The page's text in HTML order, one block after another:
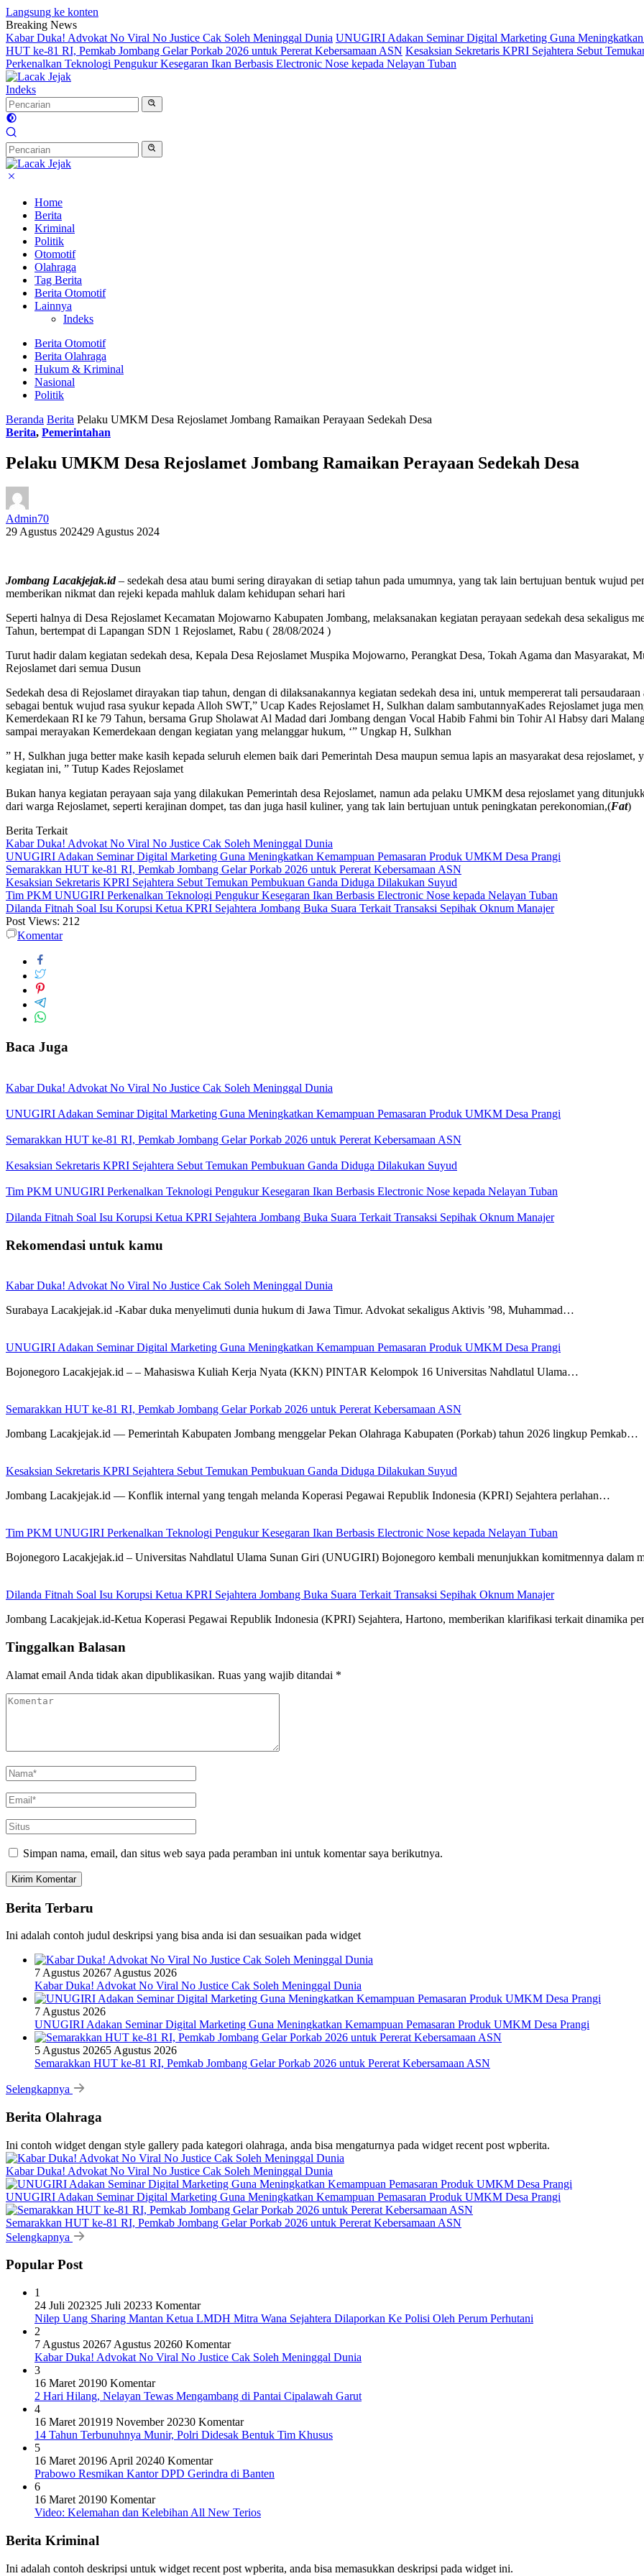
Langsung ke konten
Breaking News
Kabar Duka! Advokat No Viral No Justice Cak Soleh Meninggal Dunia UNUGIRI Adakan Seminar Digital Marketing Guna
HUT ke-81 RI, Pemkab Jombang Gelar Porkab 2026 untuk Pererat Kebersamaan ASN Kesaksian Sekretaris KPRI Sejahtera Sebut
Perkenalkan Teknologi Pengukur Kesegaran Ikan Berbasis Electronic Nose kepada Nelayan Tuban
Indeks
Home
Berita
Kriminal
Politik
Otomotif
Olahraga
Tag Berita
Berita Otomotif
Lainnya
Indeks
Berita Otomotif
Berita Olahraga
Hukum & Kriminal
Nasional
Politik
Beranda Berita Pelaku UMKM Desa Rejoslamet Jombang Ramaikan Perayaan Sedekah Desa
Berita, Pemerintahan
Pelaku UMKM Desa Rejoslamet Jombang Ramaikan Perayaan Sedekah Desa
Admin70
29 Agustus 202429 Agustus 2024
Jombang Lacakjejak.id – sedekah desa atau bumi sering dirayakan di setiap tahun pada umumnya, yang tak lain bertujuan bentuk wujud
memberikan nikmat dan rejeki kepada mahluk dalam kehidupan sehari hari
Seperti halnya di Desa Rejoslamet Kecamatan Mojowarno Kabupaten Jombang, melaksanakan kegiatan perayaan sedekah desa
Tahun, bertempat di Lapangan SDN 1 Rejoslamet, Rabu ( 28/08/2024 )
Turut hadir dalam kegiatan sedekah desa, Kepala Desa Rejoslamet Muspika Mojowarno, Perangkat Desa, Tokah Agama dan Masyarakat,
Rejoslamet dari semua Dusun
Sedekah desa di Rejoslamet dirayakan tiap tahun, dengan di dilaksanakannya kegiatan sedekah desa ini, untuk mempererat tali
sebagai bentuk wujud rasa syukur kepada Alloh SWT,” Ucap Kades Rejoslamet H, Sulkhan dalam sambutannyaKades Rejoslamet juga
Kemerdekaan RI ke 79 Tahun, bersama Grup Sholawat Al Madad dari Jombang dengan Vocal Habib Fahmi bin Tohir Al Habsy dari
sampai merayakan Kemerdekaan dengan kegiatan yang melanggar hukum, ‘” Ungkap H, Sulkhan
” H, Sulkhan juga better make kasih kepada seluruh elemen baik dari Pemerintah Desa maupun semua lapis an masyarakat desa rejoslamet,
kegiatan ini, ” Tutup Kades Rejoslamet
Bukan hanya kegiatan perayaan saja yang dilakukan Pemerintah desa Rejoslamet, namun ada pelaku UMKM desa rejoslamet yang
dari warga Rejoslamet, seperti kerajinan dompet, tas dan juga hasil kuliner, yang tak lain bertujuan untuk peningkatan perekonomian,(Fat)
Berita Terkait
Kabar Duka! Advokat No Viral No Justice Cak Soleh Meninggal Dunia
UNUGIRI Adakan Seminar Digital Marketing Guna Meningkatkan Kemampuan Pemasaran Produk UMKM Desa Prangi
Semarakkan HUT ke-81 RI, Pemkab Jombang Gelar Porkab 2026 untuk Pererat Kebersamaan ASN
Kesaksian Sekretaris KPRI Sejahtera Sebut Temukan Pembukuan Ganda Diduga Dilakukan Suyud
Tim PKM UNUGIRI Perkenalkan Teknologi Pengukur Kesegaran Ikan Berbasis Electronic Nose kepada Nelayan Tuban
Dilanda Fitnah Soal Isu Korupsi Ketua KPRI Sejahtera Jombang Buka Suara Terkait Transaksi Sepihak Oknum Manajer
Post Views: 212
Komentar
Baca Juga
Kabar Duka! Advokat No Viral No Justice Cak Soleh Meninggal Dunia
UNUGIRI Adakan Seminar Digital Marketing Guna Meningkatkan Kemampuan Pemasaran Produk UMKM Desa Prangi
Semarakkan HUT ke-81 RI, Pemkab Jombang Gelar Porkab 2026 untuk Pererat Kebersamaan ASN
Kesaksian Sekretaris KPRI Sejahtera Sebut Temukan Pembukuan Ganda Diduga Dilakukan Suyud
Tim PKM UNUGIRI Perkenalkan Teknologi Pengukur Kesegaran Ikan Berbasis Electronic Nose kepada Nelayan Tuban
Dilanda Fitnah Soal Isu Korupsi Ketua KPRI Sejahtera Jombang Buka Suara Terkait Transaksi Sepihak Oknum Manajer
Rekomendasi untuk kamu
Kabar Duka! Advokat No Viral No Justice Cak Soleh Meninggal Dunia
Surabaya Lacakjejak.id -Kabar duka menyelimuti dunia hukum di Jawa Timur. Advokat sekaligus Aktivis ’98, Muhammad…
UNUGIRI Adakan Seminar Digital Marketing Guna Meningkatkan Kemampuan Pemasaran Produk UMKM Desa Prangi
Bojonegoro Lacakjejak.id – – Mahasiswa Kuliah Kerja Nyata (KKN) PINTAR Kelompok 16 Universitas Nahdlatul Ulama…
Semarakkan HUT ke-81 RI, Pemkab Jombang Gelar Porkab 2026 untuk Pererat Kebersamaan ASN
Jombang Lacakjejak.id — Pemerintah Kabupaten Jombang menggelar Pekan Olahraga Kabupaten (Porkab) tahun 2026 lingkup Pemkab…
Kesaksian Sekretaris KPRI Sejahtera Sebut Temukan Pembukuan Ganda Diduga Dilakukan Suyud
Jombang Lacakjejak.id — Konflik internal yang tengah melanda Koperasi Pegawai Republik Indonesia (KPRI) Sejahtera perlahan…
Tim PKM UNUGIRI Perkenalkan Teknologi Pengukur Kesegaran Ikan Berbasis Electronic Nose kepada Nelayan Tuban
Bojonegoro Lacakjejak.id – Universitas Nahdlatul Ulama Sunan Giri (UNUGIRI) Bojonegoro kembali menunjukkan komitmennya dalam
Dilanda Fitnah Soal Isu Korupsi Ketua KPRI Sejahtera Jombang Buka Suara Terkait Transaksi Sepihak Oknum Manajer
Jombang Lacakjejak.id-Ketua Koperasi Pegawai Republik Indonesia (KPRI) Sejahtera, Hartono, memberikan klarifikasi terkait dinamika
Tinggalkan Balasan
Alamat email Anda tidak akan dipublikasikan. Ruas yang wajib ditandai *
Simpan nama, email, dan situs web saya pada peramban ini untuk komentar saya berikutnya.
Berita Terbaru
Ini adalah contoh judul deskripsi yang bisa anda isi dan sesuaikan pada widget
7 Agustus 20267 Agustus 2026
Kabar Duka! Advokat No Viral No Justice Cak Soleh Meninggal Dunia
7 Agustus 2026
UNUGIRI Adakan Seminar Digital Marketing Guna Meningkatkan Kemampuan Pemasaran Produk UMKM Desa Prangi
5 Agustus 20265 Agustus 2026
Semarakkan HUT ke-81 RI, Pemkab Jombang Gelar Porkab 2026 untuk Pererat Kebersamaan ASN
Selengkapnya
Berita Olahraga
Ini contoh widget dengan style gallery pada kategori olahraga, anda bisa mengaturnya pada widget recent post wpberita.
Kabar Duka! Advokat No Viral No Justice Cak Soleh Meninggal Dunia
UNUGIRI Adakan Seminar Digital Marketing Guna Meningkatkan Kemampuan Pemasaran Produk UMKM Desa Prangi
Semarakkan HUT ke-81 RI, Pemkab Jombang Gelar Porkab 2026 untuk Pererat Kebersamaan ASN
Selengkapnya
Popular Post
1
24 Juli 202325 Juli 20233 Komentar
Nilep Uang Sharing Mantan Ketua LMDH Mitra Wana Sejahtera Dilaporkan Ke Polisi Oleh Perum Perhutani
2
7 Agustus 20267 Agustus 20260 Komentar
Kabar Duka! Advokat No Viral No Justice Cak Soleh Meninggal Dunia
3
16 Maret 20190 Komentar
2 Hari Hilang, Nelayan Tewas Mengambang di Pantai Cipalawah Garut
4
16 Maret 201919 November 20230 Komentar
14 Tahun Terbunuhnya Munir, Polri Didesak Bentuk Tim Khusus
5
16 Maret 20196 April 20240 Komentar
Prabowo Resmikan Kantor DPD Gerindra di Banten
6
16 Maret 20190 Komentar
Video: Kelemahan dan Kelebihan All New Terios
Berita Kriminal
Ini adalah contoh deskripsi untuk widget recent post wpberita, anda bisa memasukkan deskripsi pada widget ini.